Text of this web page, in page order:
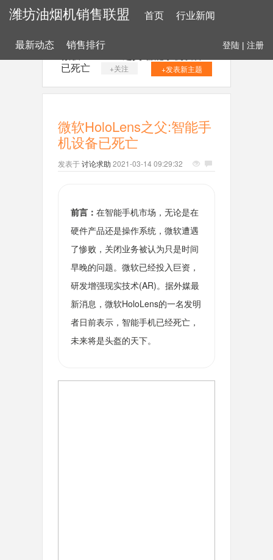
潍坊油烟机销售联盟 首页 行业新闻
最新动态 销售排行 登陆 | 注册
已死亡
+关注 +发表新主题
微软HoloLens之父:智能手
机设备已死亡
发表于讨论求助 2021-03-14 09:29:32
前言： 在智能手机市场，无论是在
硬件产品还是操作系统，微软遭遇
了惨败，关闭业务被认为只是时间
早晚的问题。微软已经投入巨资，
研发增强现实技术(AR)。据外媒最
新消息，微软HoloLens的一名发明
者日前表示，智能手机已经死亡，
未来将是头盔的天下。